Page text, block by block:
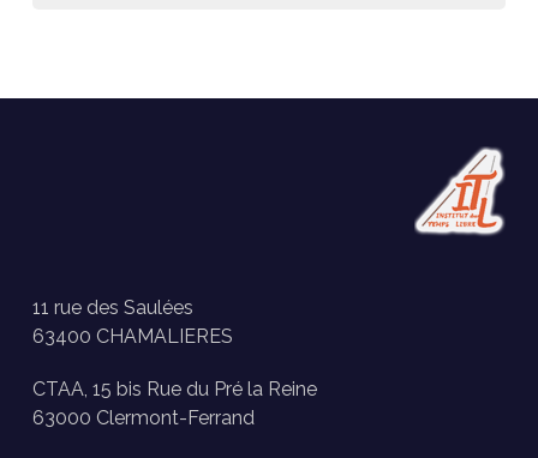
11 rue des Saulées
63400 CHAMALIERES
CTAA, 15 bis Rue du Pré la Reine
63000 Clermont-Ferrand